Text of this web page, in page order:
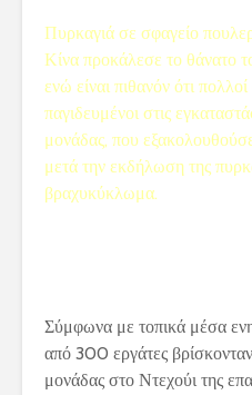
Πυρκαγιά σε σφαγείο
Κίνα προκάλεσε το θάνατο
ενώ είναι πιθανόν ότι
παγιδευμένοι στις
μονάδας, που
μετά την εκδήλωση της
βραχυκύκλωμα.
Σύμφωνα με τοπικά μέσα
από 300 εργάτες βρίσκονταν
μονάδας στο Ντεχούι της